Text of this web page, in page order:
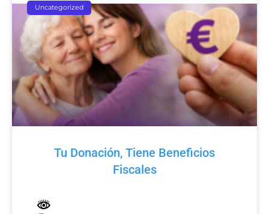
Uncategorized
Tu Donación, Tiene Beneficios
Fiscales